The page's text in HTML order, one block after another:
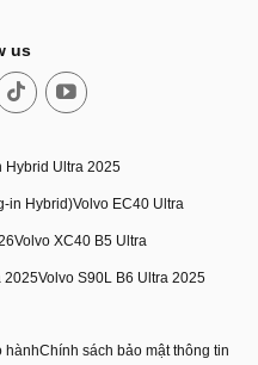
Hybrid Ultra 2025
in Hybrid)Volvo EC40 Ultra
Volvo XC40 B5 Ultra
2025Volvo S90L B6 Ultra 2025
hànhChính sách bảo mật thông tin
us